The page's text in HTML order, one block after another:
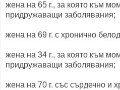
жена на 65 г., за която към
придружаващи заболявания;
жена на 69 г. с хронично
жена на 34 г., за която към
придружаващи заболявания;
жена на 70 г. със сърдечно и